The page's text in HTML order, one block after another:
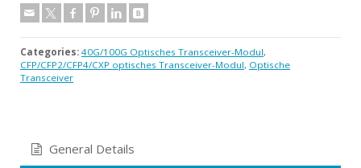
Categories: 40G/100G Optisches Transceiver-Modul,
CFP/CFP2/CFP4/CXP optisches Transceiver-Modul, Optische
Transceiver
General Details